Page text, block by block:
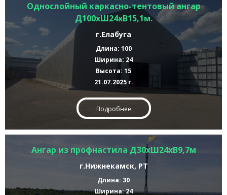
Однослойный каркасно-тентовый ангар
Д100хШ24хВ15,1м.
г.Елабуга
Длина: 100
Ширина: 24
Высота: 15
21.07.2025 г.
Подробнее
Ангар из профнастила Д30хШ24хВ9,7м
г.Нижнекамск, РТ
Длина: 30
Ширина: 24